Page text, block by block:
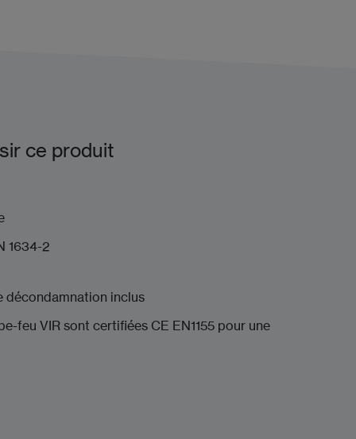
ce produit
61-937 & EN 1634-2
décondamnation inclus
feu VIR sont certifiées CE EN1155 pour une